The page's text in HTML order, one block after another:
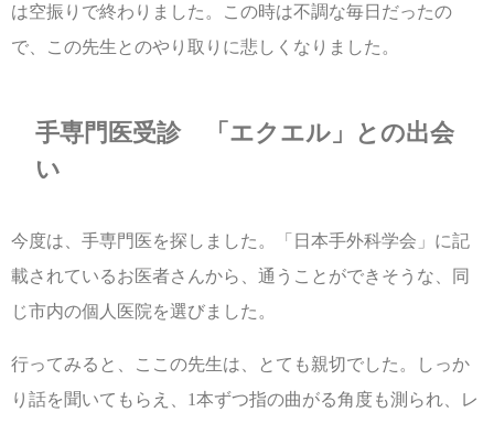
は空振りで終わりました。この時は不調な毎日だったの
で、この先生とのやり取りに悲しくなりました。
手専門医受診 「エクエル」との出会
い
今度は、手専門医を探しました。「日本手外科学会」に記
載されているお医者さんから、通うことができそうな、同
じ市内の個人医院を選びました。
行ってみると、ここの先生は、とても親切でした。しっか
り話を聞いてもらえ、1本ずつ指の曲がる角度も測られ、レ